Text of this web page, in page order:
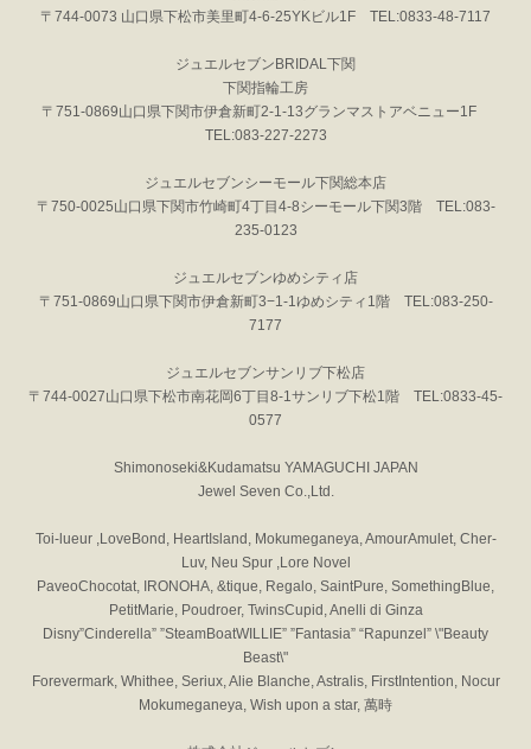
〒744-0073 山口県下松市美里町4-6-25YKビル1F TEL:0833-48-7117
ジュエルセブンBRIDAL下関
下関指輪工房
〒751-0869山口県下関市伊倉新町2-1-13グランマストアベニュー1F
TEL:083-227-2273
ジュエルセブンシーモール下関総本店
〒750-0025山口県下関市竹崎町4丁目4-8シーモール下関3階 TEL:083-
235-0123
ジュエルセブンゆめシティ店
〒751-0869山口県下関市伊倉新町3−1-1ゆめシティ1階 TEL:083-250-
7177
ジュエルセブンサンリブ下松店
〒744-0027山口県下松市南花岡6丁目8-1サンリブ下松1階 TEL:0833-45-
0577
Shimonoseki&Kudamatsu YAMAGUCHI JAPAN
Jewel Seven Co.,Ltd.
Toi-lueur ,LoveBond, HeartIsland, Mokumeganeya, AmourAmulet, Cher-
Luv, Neu Spur ,Lore Novel
PaveoChocotat, IRONOHA, &tique, Regalo, SaintPure, SomethingBlue,
PetitMarie, Poudroer, TwinsCupid, Anelli di Ginza
Disny”Cinderella” ”SteamBoatWILLIE” ”Fantasia” “Rapunzel” \"Beauty
Beast\"
Forevermark, Whithee, Seriux, Alie Blanche, Astralis, FirstIntention, Nocur
Mokumeganeya, Wish upon a star, 萬時